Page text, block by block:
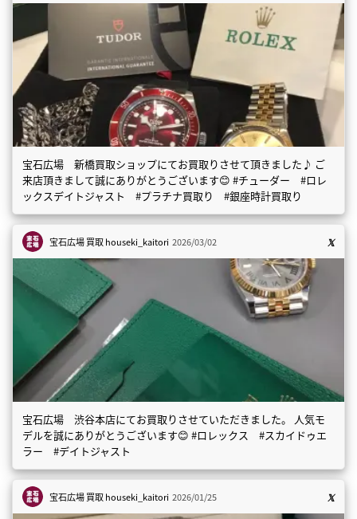
宝石広場 新橋買取ショップにてお買取りさせて頂きました♪ ご
来店頂きまして誠にありがとうございます😊 #チューダー #ロレ
ックスデイトジャスト #プラチナ買取り #銀座時計買取り
宝石広場 買取houseki_kaitori 2026/03/02
宝石広場 渋谷本店にてお買取りさせていただきました。 人気モ
デルを誠にありがとうございます😊 #ロレックス #スカイドゥエ
ラー #デイトジャスト
宝石広場 買取houseki_kaitori 2026/01/25